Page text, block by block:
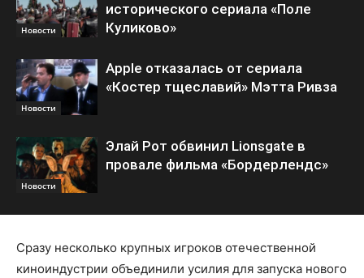
Новости
исторического сериала «Поле
Куликово»
Новости
Apple отказалась от сериала
«Костер тщеславий» Мэтта Ривза
Новости
Элай Рот обвинил Lionsgate в
провале фильма «Бордерлендс»
Сразу несколько крупных игроков отечественной
киноиндустрии объединили усилия для запуска нового